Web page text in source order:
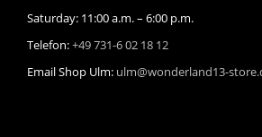
Saturday: 11:00 a.m. – 6:00 p.m.
Telefon:+49 731-6 02 18 12
Email Shop Ulm: ulm@wonderland13-